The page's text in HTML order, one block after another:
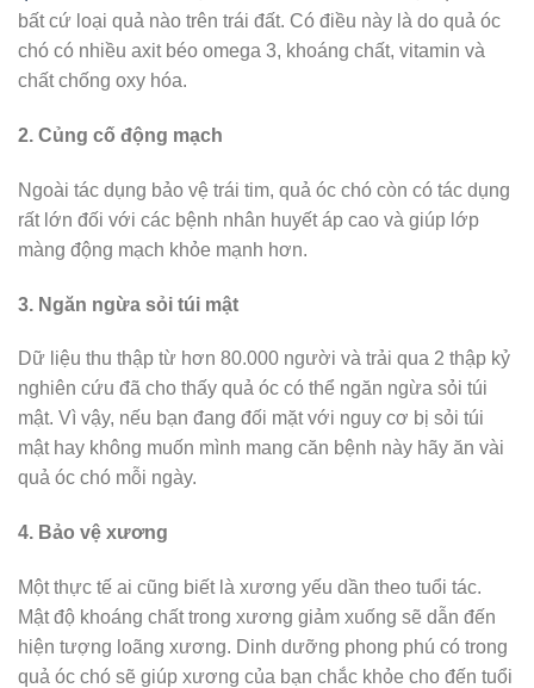
bất cứ loại quả nào trên trái đất. Có điều này là do quả óc
chó có nhiều axit béo omega 3, khoáng chất, vitamin và
chất chống oxy hóa.
2. Củng cố động mạch
Ngoài tác dụng bảo vệ trái tim, quả óc chó còn có tác dụng
rất lớn đối với các bệnh nhân huyết áp cao và giúp lớp
màng động mạch khỏe mạnh hơn.
3. Ngăn ngừa sỏi túi mật
Dữ liệu thu thập từ hơn 80.000 người và trải qua 2 thập kỷ
nghiên cứu đã cho thấy quả óc có thể ngăn ngừa sỏi túi
mật. Vì vậy, nếu bạn đang đối mặt với nguy cơ bị sỏi túi
mật hay không muốn mình mang căn bệnh này hãy ăn vài
quả óc chó mỗi ngày.
4. Bảo vệ xương
Một thực tế ai cũng biết là xương yếu dần theo tuổi tác.
Mật độ khoáng chất trong xương giảm xuống sẽ dẫn đến
hiện tượng loãng xương. Dinh dưỡng phong phú có trong
quả óc chó sẽ giúp xương của bạn chắc khỏe cho đến tuổi